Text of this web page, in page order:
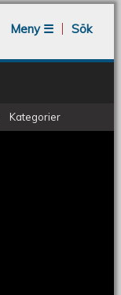
Meny ☰
Sök
Kategorier